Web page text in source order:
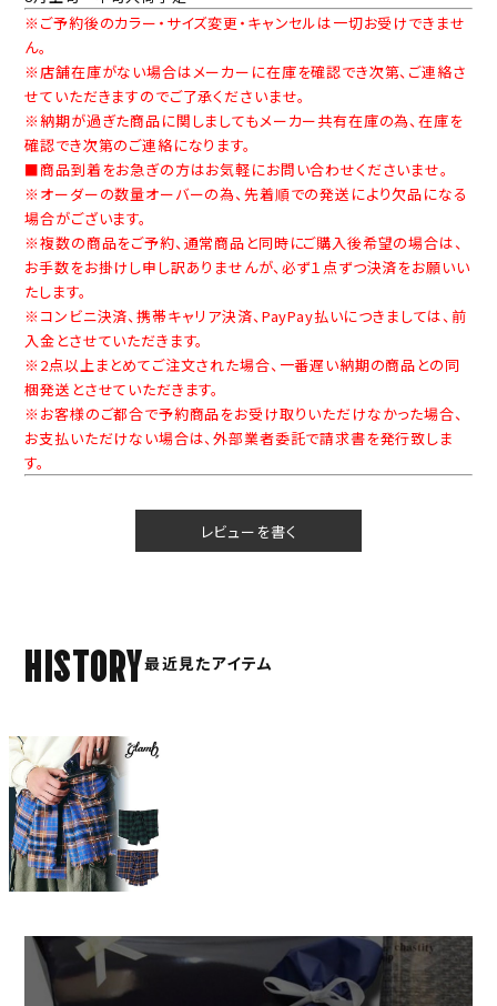
※ご予約後のカラー・サイズ変更・キャンセルは一切お受けできませ
ん。
※店舗在庫がない場合はメーカーに在庫を確認でき次第、ご連絡さ
せていただきますのでご了承くださいませ。
※納期が過ぎた商品に関しましてもメーカー共有在庫の為、在庫を
確認でき次第のご連絡になります。
■商品到着をお急ぎの方はお気軽にお問い合わせくださいませ。
※オーダーの数量オーバーの為、先着順での発送により欠品になる
場合がございます。
※複数の商品をご予約、通常商品と同時にご購入後希望の場合は、
お手数をお掛けし申し訳ありませんが、必ず１点ずつ決済をお願いい
たします。
※コンビニ決済、携帯キャリア決済、PayPay払いにつきましては、前
入金とさせていただきます。
※2点以上まとめてご注文された場合、一番遅い納期の商品との同
梱発送とさせていただきます。
※お客様のご都合で予約商品をお受け取りいただけなかった場合、
お支払いただけない場合は、外部業者委託で請求書を発行致しま
す。
レビューを書く
HISTORY最近見たアイテム